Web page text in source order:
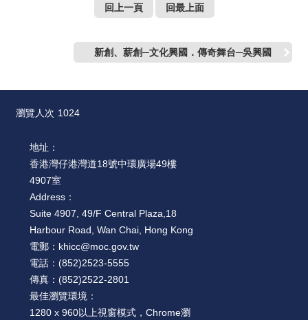
回上一頁 回最上面
新創、薪創─文化興國．傳奇舞台─吳興國
瀏覽人次 1024
地址：
香港灣仔港灣道18號中環廣場49樓
4907室
Address：
Suite 4907, 49/F Central Plaza,18
Harbour Road, Wan Chai, Hong Kong
電郵： khicc@moc.gov.tw
電話： (852)2523-5555
傳真： (852)2522-2801
最佳瀏覽環境：
1280 x 960以上視窗模式，Chrome瀏